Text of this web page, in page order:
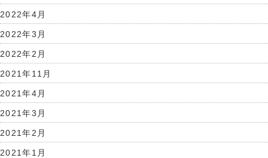
2022年4月
2022年3月
2022年2月
2021年11月
2021年4月
2021年3月
2021年2月
2021年1月